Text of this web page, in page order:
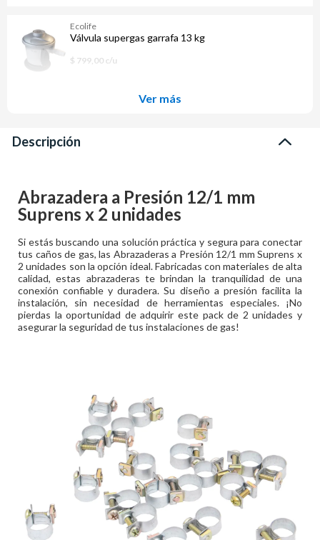
Ecolife
Válvula supergas garrafa 13 kg
$ 799,00 c/u
Ver más
Descripción
Abrazadera a Presión 12/1 mm
Suprens x 2 unidades
Si estás buscando una solución práctica y segura para conectar
tus caños de gas, las Abrazaderas a Presión 12/1 mm Suprens x
2 unidades son la opción ideal. Fabricadas con materiales de alta
calidad, estas abrazaderas te brindan la tranquilidad de una
conexión confiable y duradera. Su diseño a presión facilita la
instalación, sin necesidad de herramientas especiales. ¡No
pierdas la oportunidad de adquirir este pack de 2 unidades y
asegurar la seguridad de tus instalaciones de gas!